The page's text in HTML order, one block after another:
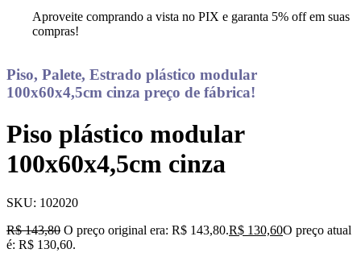
Aproveite comprando a vista no PIX e garanta 5% off em suas
compras!
Piso, Palete, Estrado plástico modular
100x60x4,5cm cinza preço de fábrica!
Piso plástico modular
100x60x4,5cm cinza
SKU: 102020
R$143,80 O preço original era: R$ 143,80.R$ 130,60O preço atual
é: R$ 130,60.